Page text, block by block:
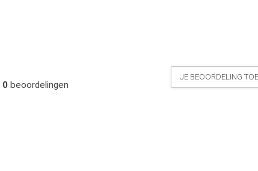
0 beoordelingen
JE BEOORDELING